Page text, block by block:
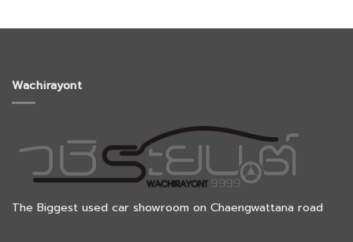
Wachirayont
The Biggest used car showroom on Chaengwattana road